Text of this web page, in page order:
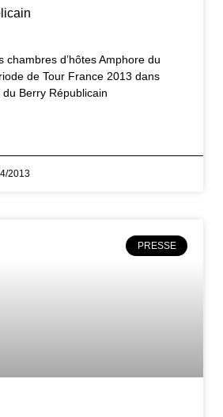
chambres d’hôtes Amphore du
de Tour France 2013 dans
du Berry Républicain
2013
PRESSE